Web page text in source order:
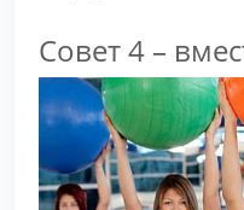
Совет 4 –